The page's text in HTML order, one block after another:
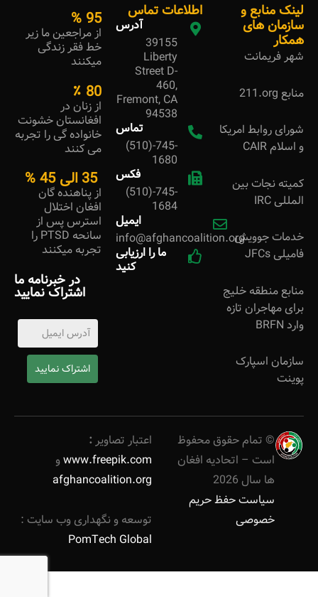
لینک منابع و
سازمان های
همکار
شهر فریمانت
منابع 211.org
شورای روابط امریکا
و اسلام CAIR
کمیته نجات بین
المللی IRC
خدمات جوویش
فامیلی JFCs
منابع منطقه خلیج
برای مهاجران تازه
وارد BRFN
سازمان اسپارک
پوینت
اطلاعات تماس
آدرس
39155
Liberty
Street D-
460,
Fremont, CA
94538
تماس
(510)-745-
1680
فکس
(510)-745-
1684
ایمیل
info@afghancoalition.org
ما را ارزیابی
کنید
95
%
از مراجعین ما زیر
خط فقر زندگی
میکنند
80 ٪
از زنان در
افغانستان خشونت
خانواده گی را تجربه
می کنند
35 الی 45
%
از پناهنده گان
افغان اختلال
استرس پس از
سانحه PTSD را
تجربه میکنند
در خبرنامه ما
اشتراک نمایید
اشتراک نمایید
© تمام حقوق محفوظ
است – اتحادیه افغان
ها سال 2026
سیاست حفظ حریم
خصوصی
اعتبار تصاویر :
www.freepik.com و
afghancoalition.org
توسعه و نگهداری وب سایت :
PomTech Global